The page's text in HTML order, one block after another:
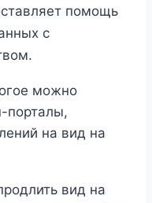
помощь
с
можно
порталы,
на вид на
вид на